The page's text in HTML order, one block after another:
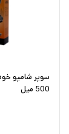
سوپر شامپو
500 میل